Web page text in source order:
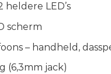
LED’s
scherm
– handheld,
(6,3mm jack)